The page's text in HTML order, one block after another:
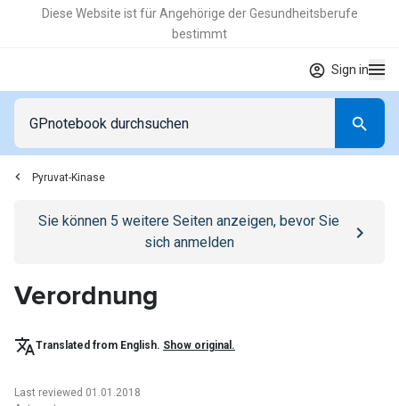
Diese Website ist für Angehörige der Gesundheitsberufe
bestimmt
Sign in
Pyruvat-Kinase
Go to/anmeldenpage
Sie können 5 weitere Seiten anzeigen, bevor Sie
sich anmelden
Verordnung
Translated from English. Show original.
Last reviewed 01.01.2018